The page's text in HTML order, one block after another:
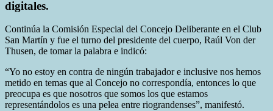
digitales.
Continúa la Comisión Especial del Concejo Deliberante en el Club
San Martín y fue el turno del presidente del cuerpo, Raúl Von der
Thusen, de tomar la palabra e indicó:
“Yo no estoy en contra de ningún trabajador e inclusive nos hemos
metido en temas que al Concejo no correspondía, entonces lo que
preocupa es que nosotros que somos los que estamos
representándolos es una pelea entre riograndenses”, manifestó.